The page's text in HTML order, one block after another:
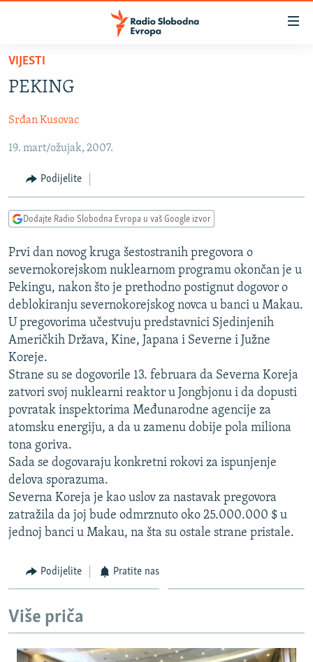
Pređite
glavni
Pređite
na
navigaciju
Pređite
na
pretragu
SRBIJA
KOSOVO
CRNA GORA
VIZUELNO
VIDEO
FOTOGALERIJE
INFOGRAFIKE
PODCASTI
RAT U UKRAJINI
KINA NA BALKANU
RSE PRIČE IZ SVIJETA
ISPRIČAJ MI
DNEVNO@RSE
SPECIJALI RSE
VIŠE OD NASLOVA
GENOCID U SREBRENICI
POPLAVE I KLIZIŠTA U BIH 2024.
TV LIBERTY
POST SCRIPTUM
MOJA EVROPA
SVE KARTE DEJTONA
PRATITE NAS
Sve RFE/RL stranice
VIJESTI
PEKING
Srđan Kusovac
19. mart/ožujak, 2007.
Podijelite
Dodajte Radio Slobodna Evropa u vaš Google izvor
Prvi dan novog kruga šestostranih pregovora o
severnokorejskom nuklearnom programu okončan je u
Pekingu, nakon što je prethodno postignut dogovor o
deblokiranju severnokorejskog novca u banci u Makau.
U pregovorima učestvuju predstavnici Sjedinjenih
Američkih Država, Kine, Japana i Severne i Južne
Koreje.
Strane su se dogovorile 13. februara da Severna Koreja
zatvori svoj nuklearni reaktor u Jongbjonu i da dopusti
povratak inspektorima Međunarodne agencije za
atomsku energiju, a da u zamenu dobije pola miliona
tona goriva.
Sada se dogovaraju konkretni rokovi za ispunjenje
delova sporazuma.
Severna Koreja je kao uslov za nastavak pregovora
zatražila da joj bude odmrznuto oko 25.000.000 $ u
jednoj banci u Makau, na šta su ostale strane pristale.
Podijelite Pratite nas
Više priča